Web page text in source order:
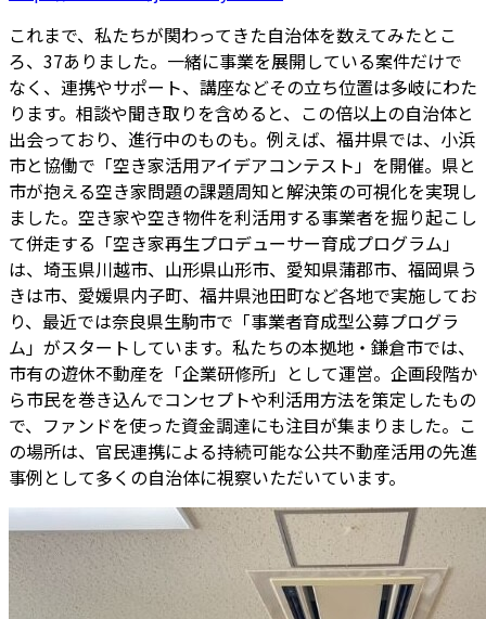
これまで、私たちが関わってきた自治体を数えてみたとこ
ろ、37ありました。一緒に事業を展開している案件だけで
なく、連携やサポート、講座などその立ち位置は多岐にわた
ります。相談や聞き取りを含めると、この倍以上の自治体と
出会っており、進行中のものも。例えば、福井県では、小浜
市と協働で「空き家活用アイデアコンテスト」を開催。県と
市が抱える空き家問題の課題周知と解決策の可視化を実現し
ました。空き家や空き物件を利活用する事業者を掘り起こし
て併走する「空き家再生プロデューサー育成プログラム」
は、埼玉県川越市、山形県山形市、愛知県蒲郡市、福岡県う
きは市、愛媛県内子町、福井県池田町など各地で実施してお
り、最近では奈良県生駒市で「事業者育成型公募プログラ
ム」がスタートしています。私たちの本拠地・鎌倉市では、
市有の遊休不動産を「企業研修所」として運営。企画段階か
ら市民を巻き込んでコンセプトや利活用方法を策定したもの
で、ファンドを使った資金調達にも注目が集まりました。こ
の場所は、官民連携による持続可能な公共不動産活用の先進
事例として多くの自治体に視察いただいています。